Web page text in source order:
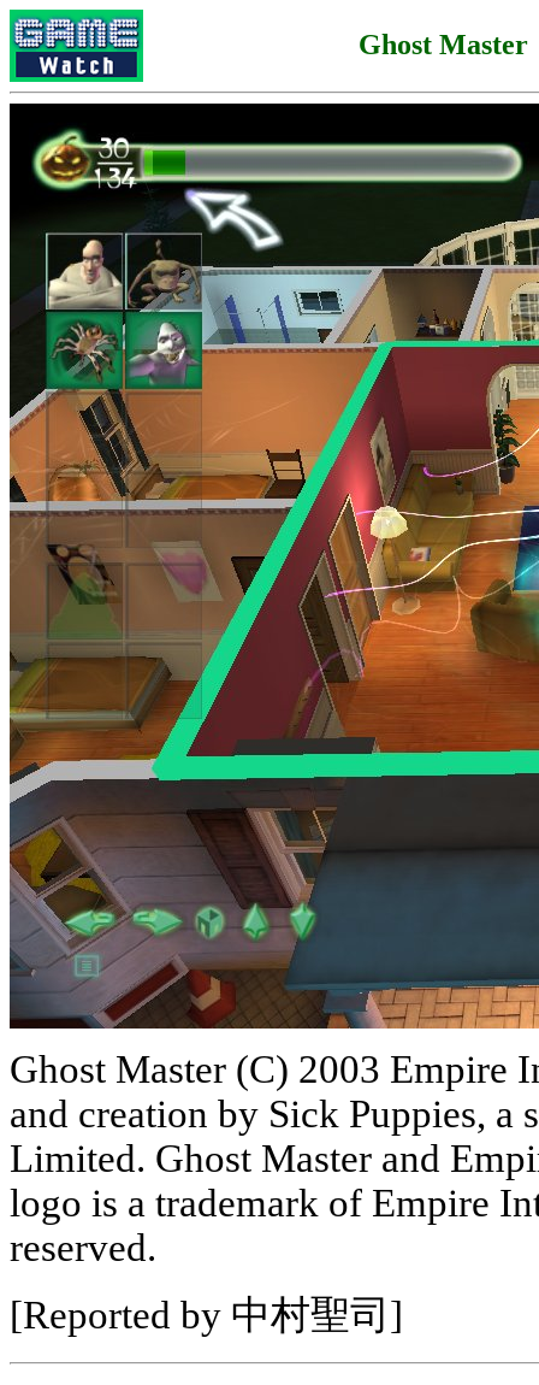
Ghost Master
Ghost Master (C) 2003 Empire
and creation by Sick Puppies,
Limited. Ghost Master and
logo is a trademark of Empire
reserved.
[Reported by 中村聖司]